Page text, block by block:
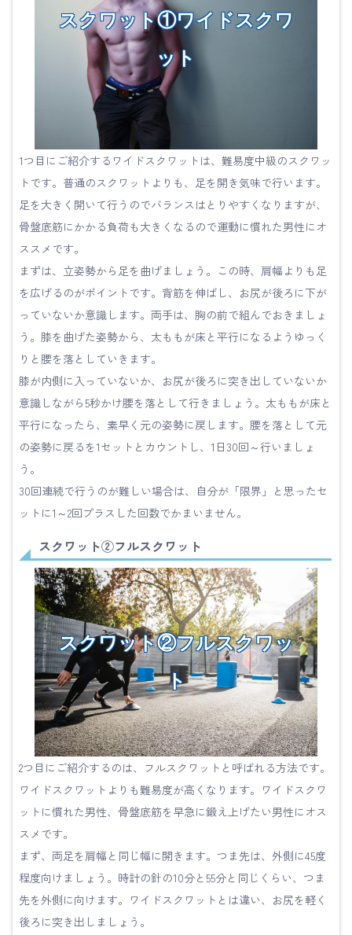
スクワット①ワイドスクワ
ット
1つ目にご紹介するワイドスクワットは、難易度中級のスクワッ
トです。普通のスクワットよりも、足を開き気味で行います。
足を大きく開いて行うのでバランスはとりやすくなりますが、
骨盤底筋にかかる負荷も大きくなるので運動に慣れた男性にオ
ススメです。
まずは、立姿勢から足を曲げましょう。この時、肩幅よりも足
を広げるのがポイントです。背筋を伸ばし、お尻が後ろに下が
っていないか意識します。両手は、胸の前で組んでおきましょ
う。膝を曲げた姿勢から、太ももが床と平行になるようゆっく
りと腰を落としていきます。
膝が内側に入っていないか、お尻が後ろに突き出していないか
意識しながら5秒かけ腰を落として行きましょう。太ももが床と
平行になったら、素早く元の姿勢に戻します。腰を落として元
の姿勢に戻るを1セットとカウントし、1日30回～行いましょ
う。
30回連続で行うのが難しい場合は、自分が「限界」と思ったセ
ットに1～2回プラスした回数でかまいません。
スクワット②フルスクワット
スクワット②フルスクワッ
ト
2つ目にご紹介するのは、フルスクワットと呼ばれる方法です。
ワイドスクワットよりも難易度が高くなります。ワイドスクワ
ットに慣れた男性、骨盤底筋を早急に鍛え上げたい男性にオス
スメです。
まず、両足を肩幅と同じ幅に開きます。つま先は、外側に45度
程度向けましょう。時計の針の10分と55分と同じくらい、つま
先を外側に向けます。ワイドスクワットとは違い、お尻を軽く
後ろに突き出しましょう。